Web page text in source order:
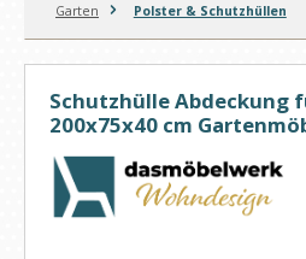
Garten Polster & Schutzhüllen
Schutzhülle Abdeckung
200x75x40 cm